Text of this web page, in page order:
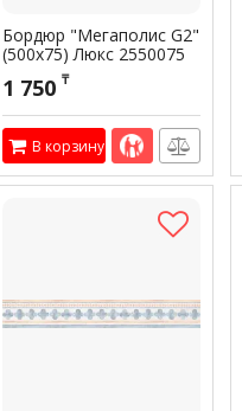
Бордюр "Мегаполис G2"
(500х75) Люкс 2550075
Артикул: 300478
1 750 ₸
В корзину